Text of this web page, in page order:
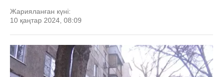
Жарияланған күні:
10 қаңтар 2024, 08:09